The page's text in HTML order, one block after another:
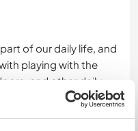
of our daily life, and
playing with the
and other daily
and loves being